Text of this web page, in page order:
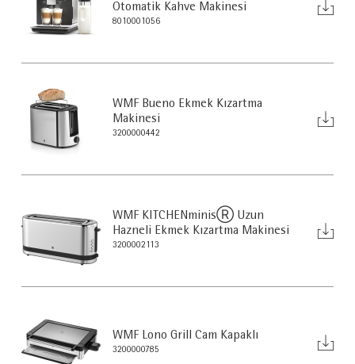
Otomatik Kahve Makinesi
8010001056
WMF Bueno Ekmek Kızartma
Makinesi
3200000442
WMF KITCHENminisⓇ Uzun
Hazneli Ekmek Kızartma Makinesi
3200002113
WMF Lono Grill Cam Kapaklı
3200000785